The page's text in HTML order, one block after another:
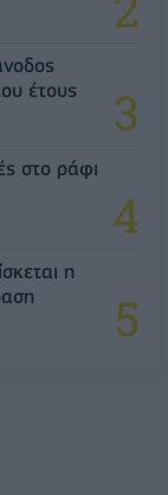
έτους
στο ράφι
η